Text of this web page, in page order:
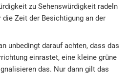
zu Sehenswürdigkeit radeln
Zeit der Besichtigung an der
unbedingt darauf achten, dass das
einrastet, eine kleine grüne
das. Nur dann gilt das